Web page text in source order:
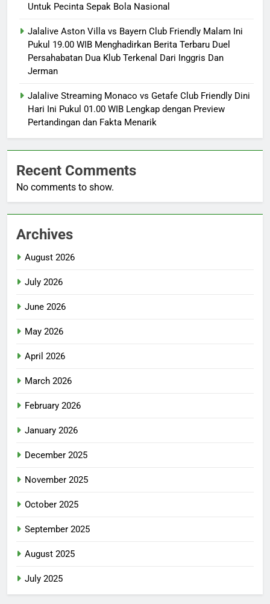
Untuk Pecinta Sepak Bola Nasional
Jalalive Aston Villa vs Bayern Club Friendly Malam Ini
Pukul 19.00 WIB Menghadirkan Berita Terbaru Duel
Persahabatan Dua Klub Terkenal Dari Inggris Dan
Jerman
Jalalive Streaming Monaco vs Getafe Club Friendly Dini
Hari Ini Pukul 01.00 WIB Lengkap dengan Preview
Pertandingan dan Fakta Menarik
Recent Comments
No comments to show.
Archives
August 2026
July 2026
June 2026
May 2026
April 2026
March 2026
February 2026
January 2026
December 2025
November 2025
October 2025
September 2025
August 2025
July 2025